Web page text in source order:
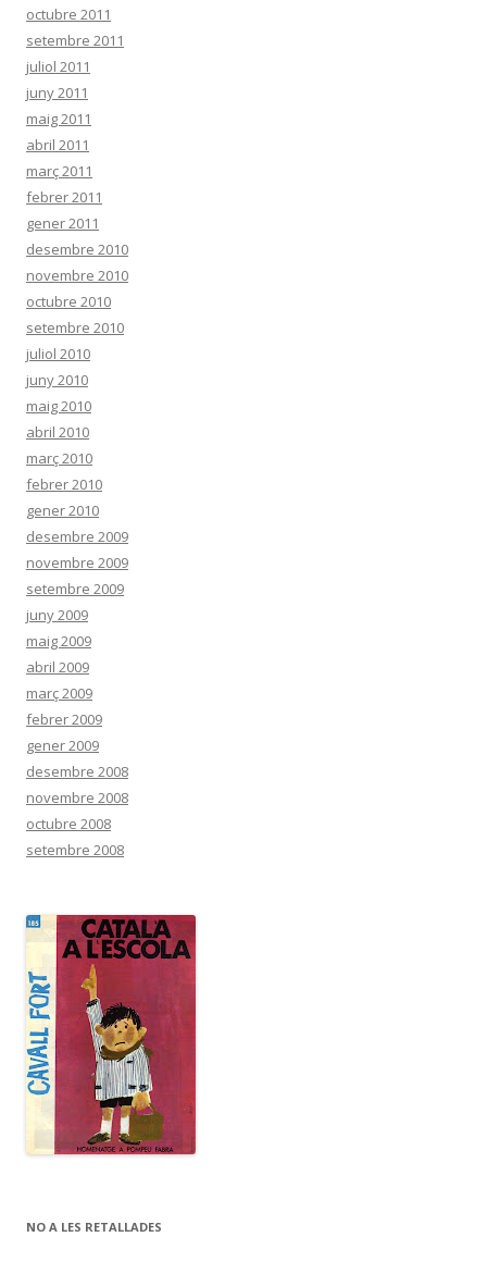
octubre 2011
setembre 2011
juliol 2011
juny 2011
maig 2011
abril 2011
març 2011
febrer 2011
gener 2011
desembre 2010
novembre 2010
octubre 2010
setembre 2010
juliol 2010
juny 2010
maig 2010
abril 2010
març 2010
febrer 2010
gener 2010
desembre 2009
novembre 2009
setembre 2009
juny 2009
maig 2009
abril 2009
març 2009
febrer 2009
gener 2009
desembre 2008
novembre 2008
octubre 2008
setembre 2008
NO A LES RETALLADES